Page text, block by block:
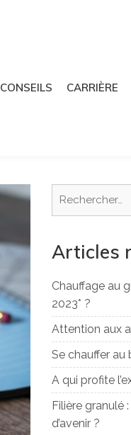
CONSEILS CARRIÈRE
Articles
Chauffage au
2023* ?
Attention aux
Se chauffer au
A qui profite
Filière granulé
d’avenir ?